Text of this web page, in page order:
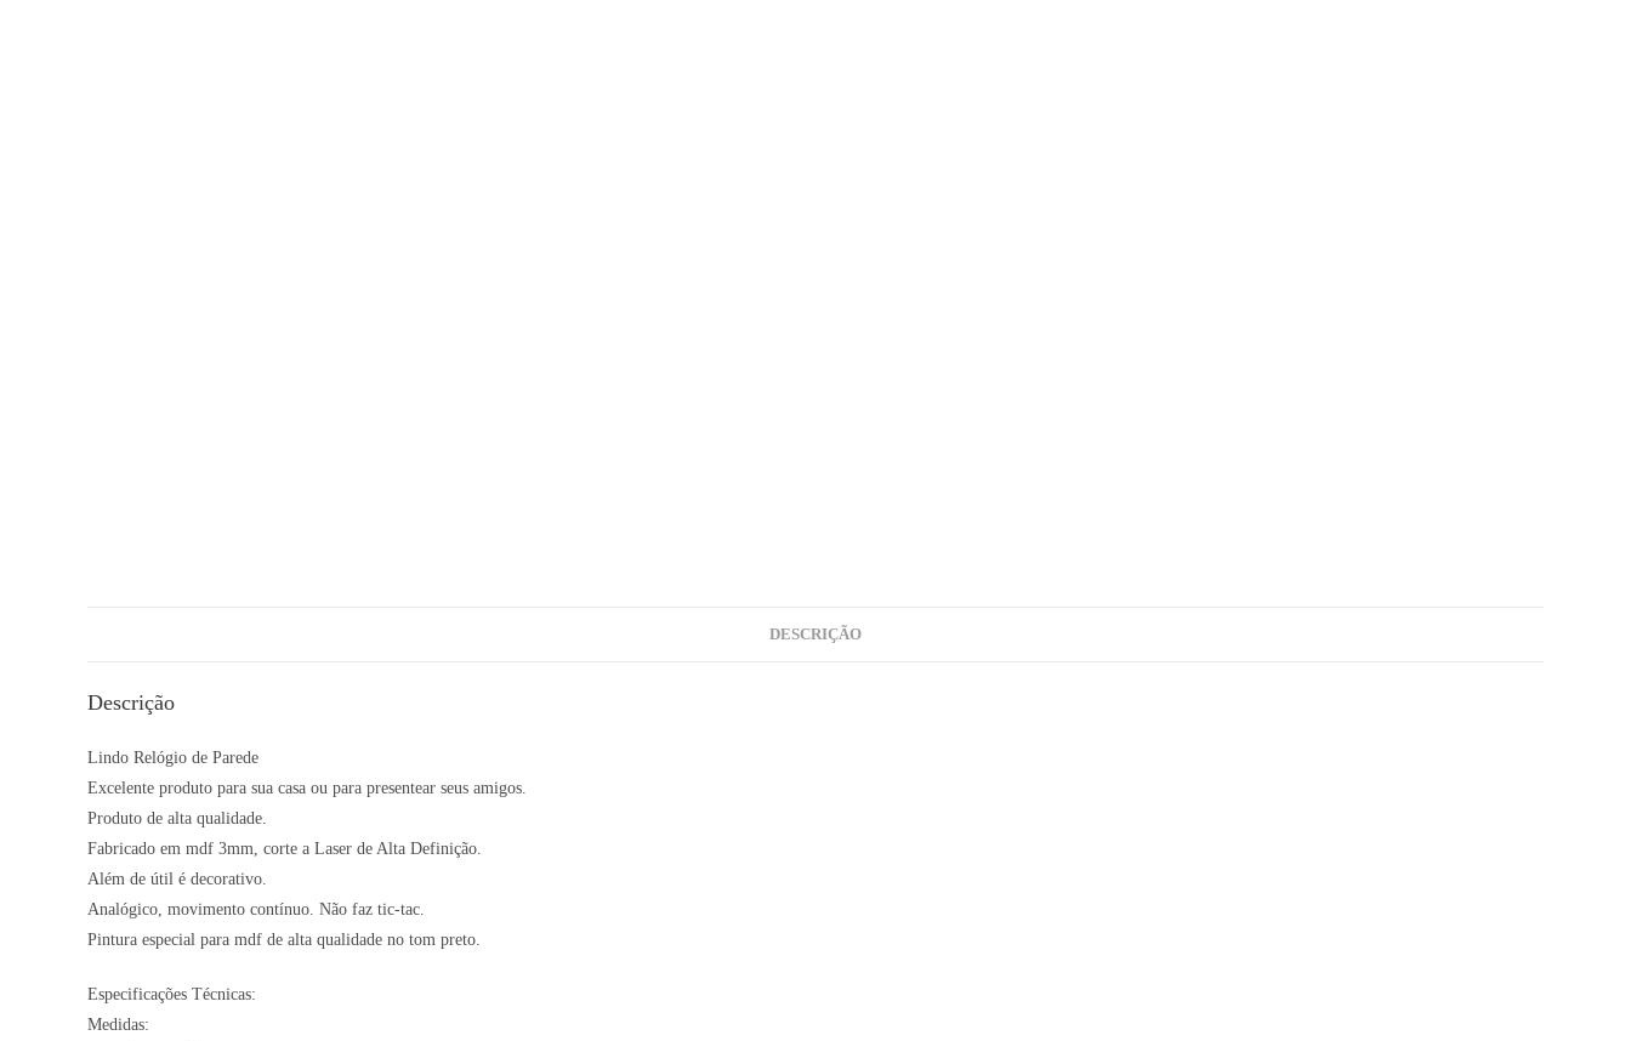
DESCRIÇÃO
Descrição
Lindo Relógio de Parede
Excelente produto para sua casa ou para presentear seus amigos.
Produto de alta qualidade.
Fabricado em mdf 3mm, corte a Laser de Alta Definição.
Além de útil é decorativo.
Analógico, movimento contínuo. Não faz tic-tac.
Pintura especial para mdf de alta qualidade no tom preto.
Especificações Técnicas:
Medidas: